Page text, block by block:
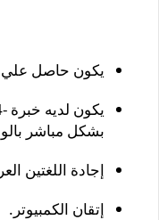
يكون حاصل علي
بشكل مباشر
إجادة اللغتين
إتقان الكمبيوتر.